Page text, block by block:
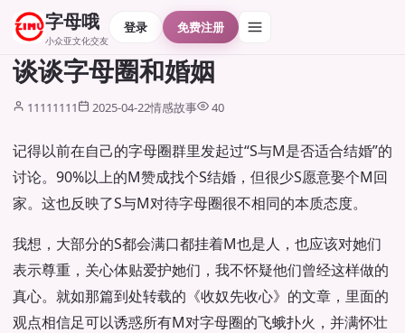
字母哦
小众亚文化交友
登录 免费注册
谈谈字母圈和婚姻
11111111 2025-04-22情感故事 40
记得以前在自己的字母圈群里发起过“S与M是否适合结婚”的
讨论。90%以上的M赞成找个S结婚，但很少S愿意娶个M回
家。这也反映了S与M对待字母圈很不相同的本质态度。
我想，大部分的S都会满口都挂着M也是人，也应该对她们
表示尊重，关心体贴爱护她们，我不怀疑他们曾经这样做的
真心。就如那篇到处转载的《收奴先收心》的文章，里面的
观点相信足可以诱惑所有M对字母圈的飞蛾扑火，并满怀壮